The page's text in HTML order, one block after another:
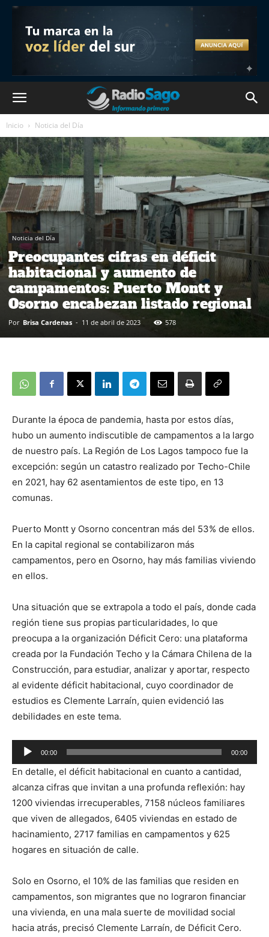
Inicio Noticia del Día
Noticia del Día
Preocupantes cifras en déficit
habitacional y aumento de
campamentos: Puerto Montt y
Osorno encabezan listado regional
Por Brisa Cardenas - 11 de abril de 2023 578
Durante la época de pandemia, hasta por estos días,
hubo un aumento indiscutible de campamentos a la largo
de nuestro país. La Región de Los Lagos tampoco fue la
excepción: según un catastro realizado por Techo-Chile
en 2021, hay 62 asentamientos de este tipo, en 13
comunas.
Puerto Montt y Osorno concentran más del 53% de ellos.
En la capital regional se contabilizaron más
campamentos, pero en Osorno, hay más familias viviendo
en ellos.
Una situación que se extrapola a todo el país, donde cada
región tiene sus propias particularidades, lo que
preocupa a la organización Déficit Cero: una plataforma
creada por la Fundación Techo y la Cámara Chilena de la
Construcción, para estudiar, analizar y aportar, respecto
al evidente déficit habitacional, cuyo coordinador de
estudios es Clemente Larraín, quien evidenció las
debilidades en este tema.
Reproductor
de
audio
00:00 00:00
En detalle, el déficit habitacional en cuanto a cantidad,
alcanza cifras que invitan a una profunda reflexión: hay
1200 viviendas irrecuperables, 7158 núcleos familiares
que viven de allegados, 6405 viviendas en estado de
hacinamiento, 2717 familias en campamentos y 625
hogares en situación de calle.
Solo en Osorno, el 10% de las familias que residen en
campamentos, son migrantes que no lograron financiar
una vivienda, en una mala suerte de movilidad social
hacia atrás, precisó Clemente Larraín, de Déficit Cero.